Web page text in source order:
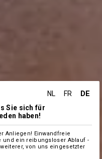
NL FR DE
Sie sich für
haben!
Anliegen! Einwandfreie
und ein reibungsloser Ablauf -
von uns eingesetzter